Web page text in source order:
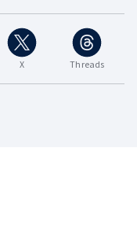
X Threads